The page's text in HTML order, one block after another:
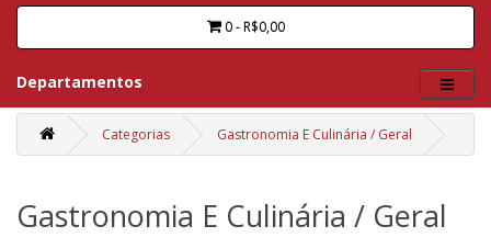
0 - R$0,00
Departamentos
Categorias Gastronomia E Culinária / Geral
Gastronomia E Culinária / Geral